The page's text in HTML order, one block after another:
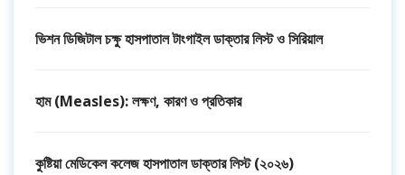
ভিশন ডিজিটাল চক্ষু হাসপাতাল টাংগাইল ডাক্তার লিস্ট ও সিরিয়াল
হাম (Measles): লক্ষণ, কারণ ও প্রতিকার
কুষ্টিয়া মেডিকেল কলেজ হাসপাতাল ডাক্তার লিস্ট (২০২৬)